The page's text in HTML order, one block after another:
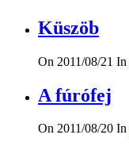
Küszöb
On 2011/08/21 In
A fúrófej
On 2011/08/20 In